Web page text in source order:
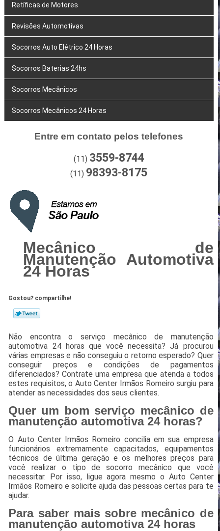
Retíficas de Motores
Revisões Automotivas
Socorros Auto Elétrico 24 Horas
Socorros Baterias 24hs
Socorros Mecânicos
Socorros Mecânicos 24 Horas
Entre em contato pelos telefones
(11) 3559-8744
(11) 98393-8175
Mecânico de
Manutenção Automotiva
24 Horas
Gostou? compartilhe!
Não encontra o serviço mecânico de manutenção
automotiva 24 horas que você necessita? Já procurou
várias empresas e não conseguiu o retorno esperado? Quer
conseguir preços e condições de pagamentos
diferenciados? Contrate uma empresa que atenda a todos
estes requisitos, o Auto Center Irmãos Romeiro surgiu para
atender as necessidades dos seus clientes.
Quer um bom serviço mecânico de
manutenção automotiva 24 horas?
O Auto Center Irmãos Romeiro concilia em sua empresa
funcionários extremamente capacitados, equipamentos
técnicos de última geração e os melhores preços para
você realizar o tipo de socorro mecânico que você
necessitar. Por isso, ligue agora mesmo o Auto Center
Irmãos Romeiro e solicite ajuda das pessoas certas para te
ajudar.
Para saber mais sobre mecânico de
manutenção automotiva 24 horas